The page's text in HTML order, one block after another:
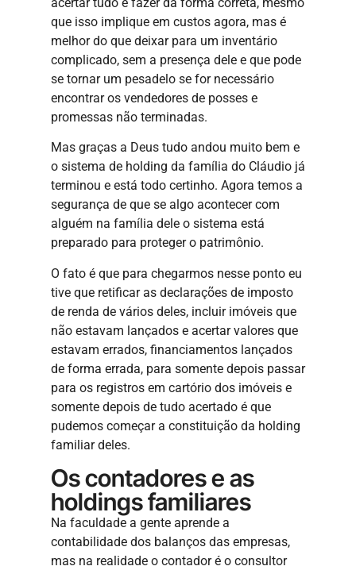
que isso implique em custos agora, mas é
melhor do que deixar para um inventário
complicado, sem a presença dele e que pode
se tornar um pesadelo se for necessário
encontrar os vendedores de posses e
promessas não terminadas.
Mas graças a Deus tudo andou muito bem e
o sistema de holding da família do Cláudio já
terminou e está todo certinho. Agora temos a
segurança de que se algo acontecer com
alguém na família dele o sistema está
preparado para proteger o patrimônio.
O fato é que para chegarmos nesse ponto eu
tive que retificar as declarações de imposto
de renda de vários deles, incluir imóveis que
não estavam lançados e acertar valores que
estavam errados, financiamentos lançados
de forma errada, para somente depois passar
para os registros em cartório dos imóveis e
somente depois de tudo acertado é que
pudemos começar a constituição da holding
familiar deles.
Os contadores e as
holdings familiares
Na faculdade a gente aprende a
contabilidade dos balanços das empresas,
mas na realidade o contador é o consultor